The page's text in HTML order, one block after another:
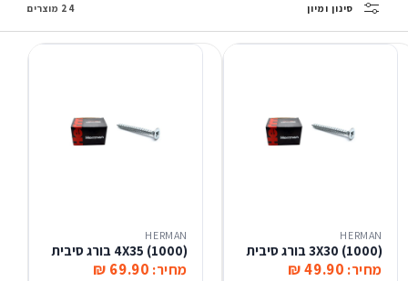
סינון ומיון 24 מוצרים
HERMAN
(1000) 3X30 בורג סיבית
מחיר: 49.90 ₪
HERMAN
(1000) 4X35 בורג סיבית
מחיר: 69.90 ₪